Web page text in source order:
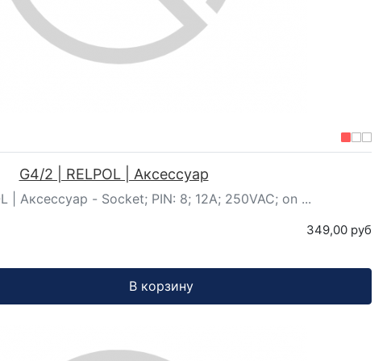
G4/2 | RELPOL | Аксессуар
| Аксессуар - Socket; PIN: 8; 12A; 250VAC; on ...
349,00 руб
В корзину